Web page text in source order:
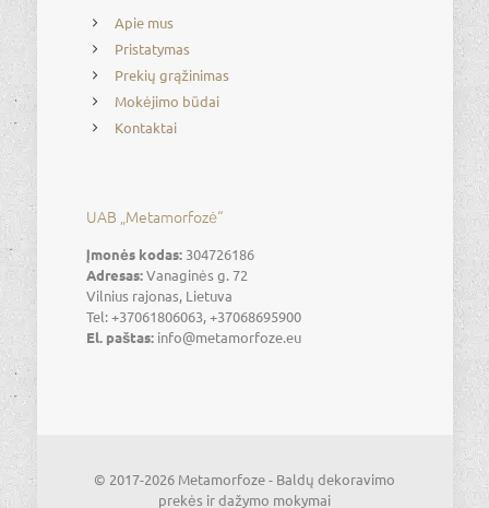
Apie mus
Pristatymas
Prekių grąžinimas
Mokėjimo būdai
Kontaktai
UAB „Metamorfozė“
Įmonės kodas:304726186
Adresas:Vanaginės g. 72
Vilnius rajonas, Lietuva
Tel: +37061806063, +37068695900
El. paštas:info@metamorfoze.eu
© 2017-2026 Metamorfoze - Baldų dekoravimo
prekės ir dažymo mokymai